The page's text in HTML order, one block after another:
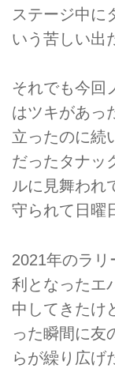
ステージ中に
いう苦しい出
それでも今回
はツキがあっ
立ったのに続
だったタナッ
ルに見舞われ
守られて日曜
2021年のラ
利となったエ
中してきたけ
った瞬間に友
らが繰り広げ